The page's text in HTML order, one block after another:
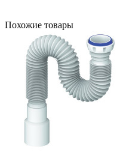
Похожие товары